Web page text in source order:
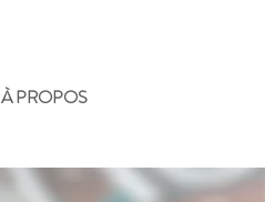
À PROPOS